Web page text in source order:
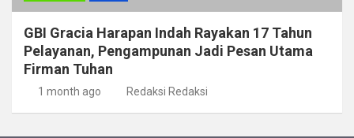
GBI Gracia Harapan Indah Rayakan 17 Tahun
Pelayanan, Pengampunan Jadi Pesan Utama
Firman Tuhan
1 month ago Redaksi Redaksi